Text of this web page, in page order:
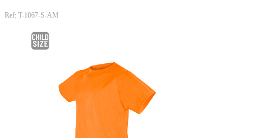
Ref: T-1067-S-AM